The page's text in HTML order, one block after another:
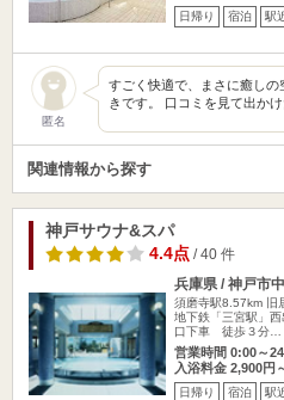
日帰り 宿泊 駅
匿名
すごく快適で、まさに癒し
きです。 口コミを見て出か
関連情報から探す
神戸サウナ&スパ
4.4点/ 40 件
兵庫県 / 神戸市
須磨寺駅8.57km
地下鉄「三宮駅」
口下車 徒歩３分…
営業時間 0:00～
入浴料金 2,900円
日帰り 宿泊 駅